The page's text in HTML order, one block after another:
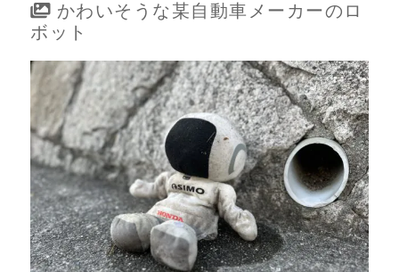
かわいそうな某自動車メーカーのロ
ボット